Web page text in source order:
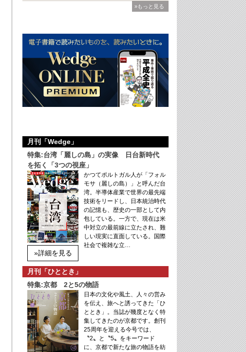
»もっと見る
月刊「Wedge」
特集:台湾「麗しの島」の実像 日台新時代
を拓く「3つの視座」
»詳細を見る
かつてポルトガル人が「フォル
モサ（麗しの島）」と呼んだ台
湾。半導体産業で世界の最先端
技術をリードし、日本統治時代
の記憶も、歴史の一部として内
包している。一方で、現在は米
中対立の最前線に立たされ、難
しい現実に直面している。国際
社会で複雑な立…
月刊「ひととき」
特集:京都 2と5の物語
日本の文化や風土、人々の営み
を伝え、旅へと誘ってきた「ひ
ととき」。当誌が幾度となく特
集してきたのが京都です。創刊
25周年を迎える今号では、
〝2〟と〝5〟をキーワード
に、京都で新たな旅の物語を紡